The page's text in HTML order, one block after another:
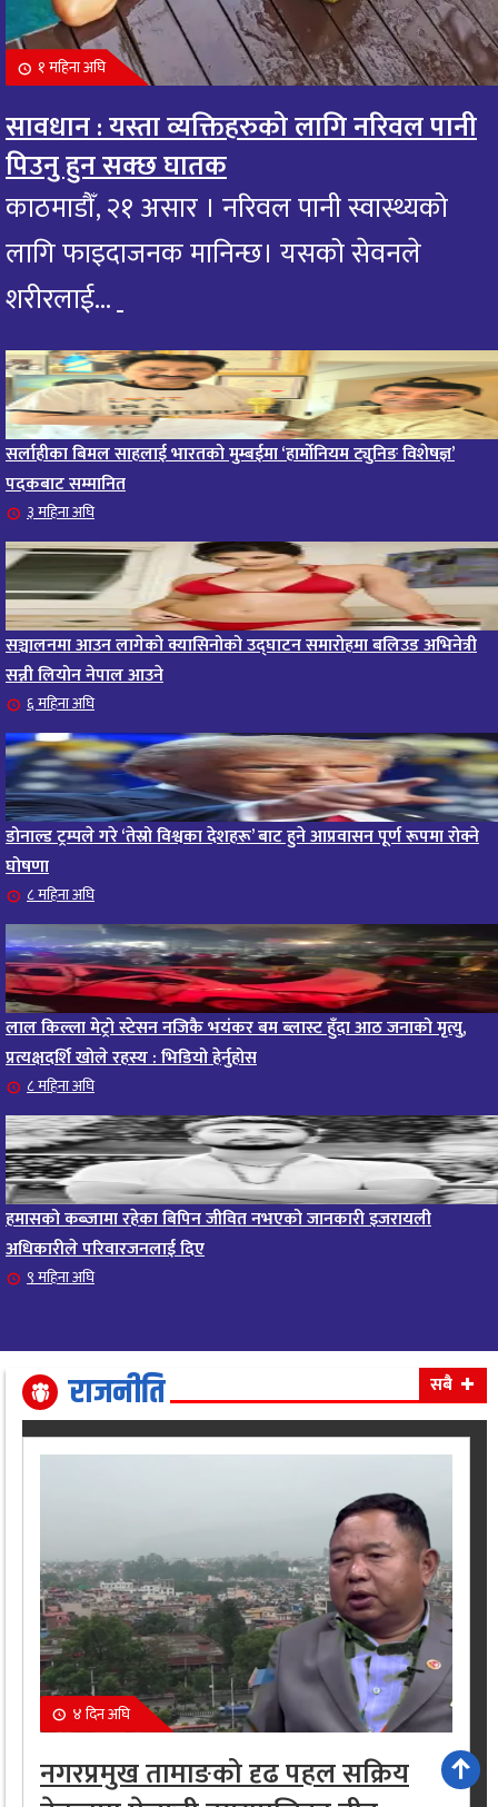
१ महिना अघि
सावधान : यस्ता व्यक्तिहरुको लागि नरिवल पानी
पिउनु हुन सक्छ घातक
काठमाडौँ, २१ असार । नरिवल पानी स्वास्थ्यको
लागि फाइदाजनक मानिन्छ। यसको सेवनले
शरीरलाई...
सर्लाहीका बिमल साहलाई भारतको मुम्बईमा ‘हार्मोनियम ट्युनिङ विशेषज्ञ’
पदकबाट सम्मानित
३ महिना अघि
सञ्चालनमा आउन लागेको क्यासिनोको उद्घाटन समारोहमा बलिउड अभिनेत्री
सन्नी लियोन नेपाल आउने
६ महिना अघि
डोनाल्ड ट्रम्पले गरे ‘तेस्रो विश्वका देशहरू’ बाट हुने आप्रवासन पूर्ण रूपमा रोक्ने
घोषणा
८ महिना अघि
लाल किल्ला मेट्रो स्टेसन नजिकै भयंकर बम ब्लास्ट हुँदा आठ जनाको मृत्यु,
प्रत्यक्षदर्शि खोले रहस्य : भिडियो हेर्नुहोस
८ महिना अघि
हमासको कब्जामा रहेका बिपिन जीवित नभएको जानकारी इजरायली
अधिकारीले परिवारजनलाई दिए
९ महिना अघि
राजनीति सबै
४ दिन अघि
नगरप्रमुख तामाङको दृढ पहल सक्रिय